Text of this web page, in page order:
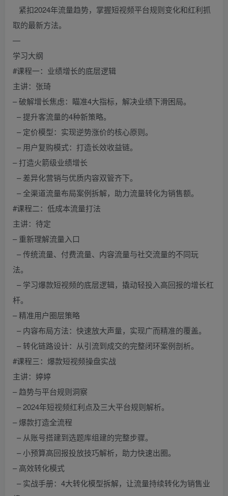
紧扣2024年流量趋势，掌握短视频平台规则变化和红利抓
取的最新方法。
—
学习大纲
#课程一：业绩增长的底层逻辑
主讲：张琦
– 破解增长焦虑：瞄准4大指标，解决业绩下滑困局。
– 提升客流量的4种新策略。
– 定价模型：实现逆势涨价的核心原则。
– 用户复购模式：打造长效收益链。
– 打造火箭级业绩增长
– 差异化营销与优质内容双管齐下。
– 全渠道流量布局案例拆解，助力流量转化为销售额。
#课程二：低成本流量打法
主讲：待定
– 重新理解流量入口
– 传统流量、付费流量、内容流量与社交流量的不同玩
法。
– 学习爆款短视频的底层逻辑，撬动轻投入高回报的增长杠
杆。
– 精准用户圈层策略
– 内容布局方法：快速放大声量，实现广而精准的覆盖。
– 转化链路设计：从引流到成交的完整闭环案例剖析。
#课程三：爆款短视频操盘实战
主讲：婷婷
– 趋势与平台规则洞察
– 2024年短视频红利点及三大平台规则解析。
– 爆款打造全流程
– 从账号搭建到选题库组建的完整步骤。
– 小预算高回报投放技巧解析，助力快速出圈。
– 高效转化模式
– 实战手册：4大转化模型拆解，让流量持续转化为销售业